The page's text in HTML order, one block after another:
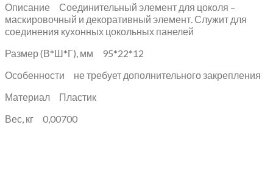
Описание Соединительный элемент для цоколя –
маскировочный и декоративный элемент. Служит для
соединения кухонных цокольных панелей
Размер (В*Ш*Г), мм 95*22*12
Особенности не требует дополнительного закрепления
Материал Пластик
Вес, кг 0,00700